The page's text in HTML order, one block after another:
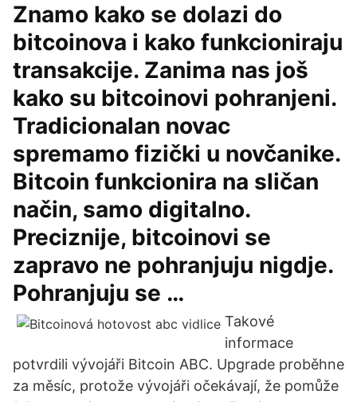
Znamo kako se dolazi do
bitcoinova i kako funkcioniraju
transakcije. Zanima nas još
kako su bitcoinovi pohranjeni.
Tradicionalan novac
spremamo fizički u novčanike.
Bitcoin funkcionira na sličan
način, samo digitalno.
Preciznije, bitcoinovi se
zapravo ne pohranjuju nigdje.
Pohranjuju se …
Takové
informace
potvrdili vývojáři Bitcoin ABC. Upgrade proběhne
za měsíc, protože vývojáři očekávají, že pomůže